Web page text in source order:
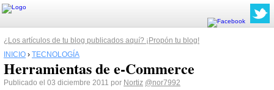
¿Los artículos de tu blog publicados aquí? ¡Propón tu blog!
INICIO › TECNOLOGÍA
Herramientas de e-Commerce
Publicado el 03 diciembre 2011 por Nortiz @nor7992